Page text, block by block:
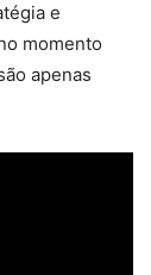
e
momento
apenas